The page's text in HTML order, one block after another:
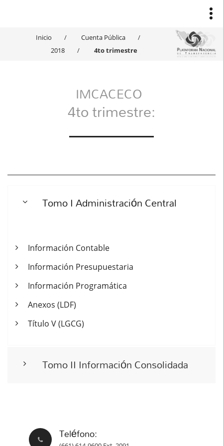
Inicio
Cuenta Pública
2018
4to trimestre
IMCACECO
4to trimestre:
Tomo I Administración Central
Información Contable
Información Presupuestaria
Información Programática
Anexos (LDF)
Título V (LGCG)
Tomo II Información Consolidada
Teléfono: